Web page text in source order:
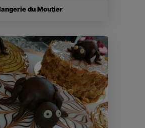
du Moutier